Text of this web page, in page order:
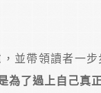
並帶領讀者一
為了過上自己真